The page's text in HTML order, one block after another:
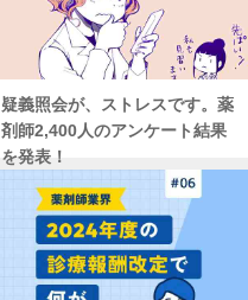
疑義照会が、ストレスです。薬
剤師2,400人のアンケート結果
を発表！